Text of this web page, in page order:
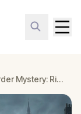
Murder Mystery: Risolvi il caso a Hermosa Beach Los Angeles